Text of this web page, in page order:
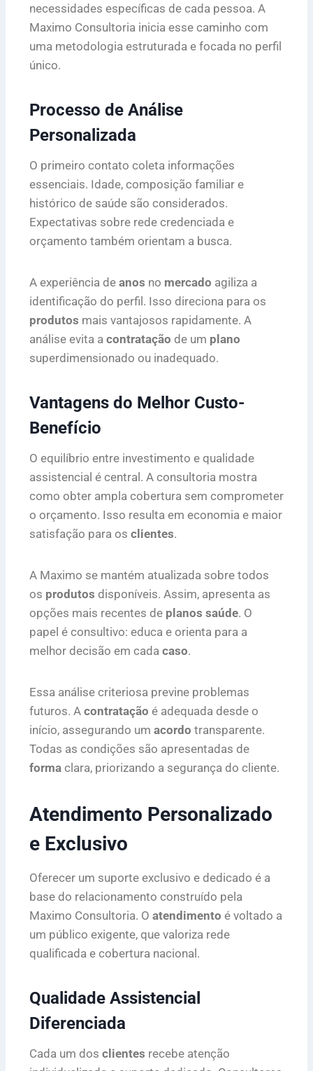
necessidades específicas de cada pessoa. A
Maximo Consultoria inicia esse caminho com
uma metodologia estruturada e focada no perfil
único.
Processo de Análise
Personalizada
O primeiro contato coleta informações
essenciais. Idade, composição familiar e
histórico de saúde são considerados.
Expectativas sobre rede credenciada e
orçamento também orientam a busca.
A experiência de anos no mercado agiliza a
identificação do perfil. Isso direciona para os
produtos mais vantajosos rapidamente. A
análise evita a contratação de um plano
superdimensionado ou inadequado.
Vantagens do Melhor Custo-
Benefício
O equilíbrio entre investimento e qualidade
assistencial é central. A consultoria mostra
como obter ampla cobertura sem comprometer
o orçamento. Isso resulta em economia e maior
satisfação para os clientes.
A Maximo se mantém atualizada sobre todos
os produtos disponíveis. Assim, apresenta as
opções mais recentes de planos saúde. O
papel é consultivo: educa e orienta para a
melhor decisão em cada caso.
Essa análise criteriosa previne problemas
futuros. A contratação é adequada desde o
início, assegurando um acordo transparente.
Todas as condições são apresentadas de
forma clara, priorizando a segurança do cliente.
Atendimento Personalizado
e Exclusivo
Oferecer um suporte exclusivo e dedicado é a
base do relacionamento construído pela
Maximo Consultoria. O atendimento é voltado a
um público exigente, que valoriza rede
qualificada e cobertura nacional.
Qualidade Assistencial
Diferenciada
Cada um dos clientes recebe atenção